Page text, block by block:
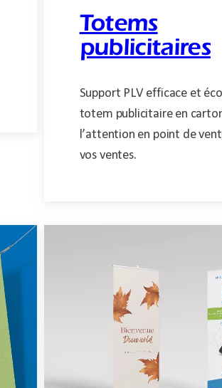
Totems
publicitaires
Support PLV efficace et
totem publicitaire en
l’attention en point de
vos ventes.